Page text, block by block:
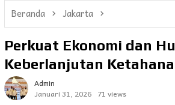
Beranda Jakarta
Perkuat Ekonomi dan
Keberlanjutan
Admin
Januari 31, 2026 71 views